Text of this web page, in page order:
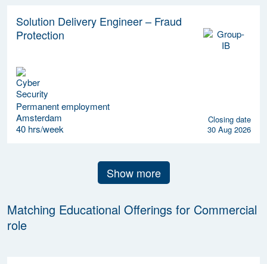
Solution Delivery Engineer – Fraud
Protection
Permanent employment
Amsterdam
40 hrs/week
Closing date
30 Aug 2026
Show more
Matching Educational Offerings for Commercial
role